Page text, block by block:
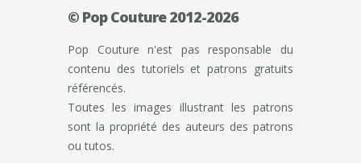
© Pop Couture 2012-2026
Pop Couture n'est pas responsable du
contenu des tutoriels et patrons gratuits
référencés.
Toutes les images illustrant les patrons
sont la propriété des auteurs des patrons
ou tutos.